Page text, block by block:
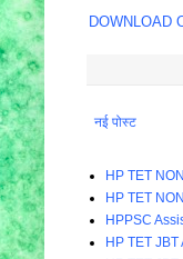
DOWNLOAD
नई पोस्ट
HP TET
HP TET
HPPSC
HP TET